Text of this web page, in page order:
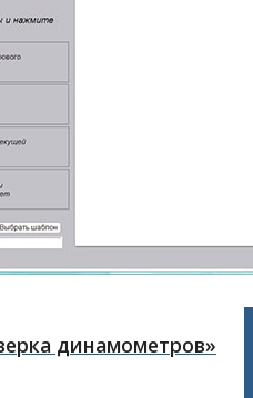
динамометров»